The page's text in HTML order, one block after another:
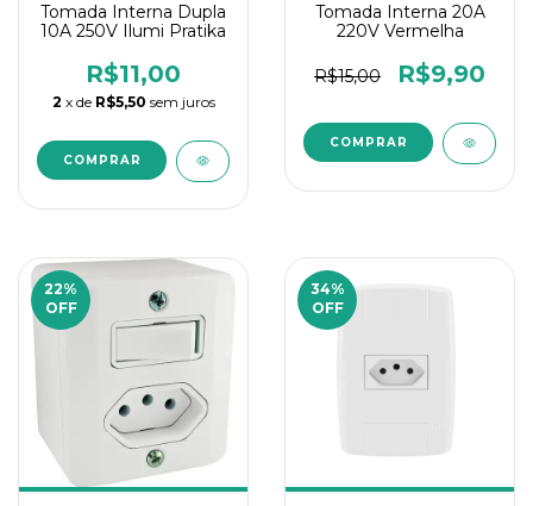
Tomada Interna Dupla
10A 250V Ilumi Pratika
R$11,00
2 x de R$5,50 sem juros
Tomada Interna 20A
220V Vermelha
R$15,00 R$9,90
22%
OFF
34%
OFF